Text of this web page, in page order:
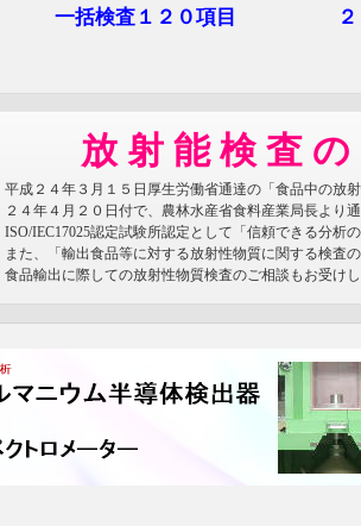
検査１２０項目 ２８，
射 能 検 査
３月１５日厚生労働省通達の「食品中の放射性
２０日付で、農林水産省食料産業局長より通知
認定試験所認定として「信頼できる分析の
輸出食品等に対する放射性物質に関する検査の実
に際しての放射性物質検査のご相談もお受けし